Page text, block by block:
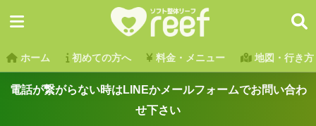
ホーム 初めての方へ 料金・メニュー 地図・行き方
電話が繋がらない時はLINEかメールフォームでお問い合わ
せ下さい